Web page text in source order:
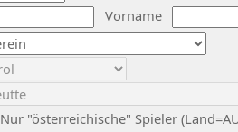
Vorname
Nur "österreichische" Spieler